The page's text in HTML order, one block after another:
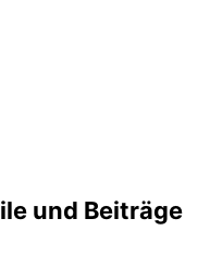
und Beiträge